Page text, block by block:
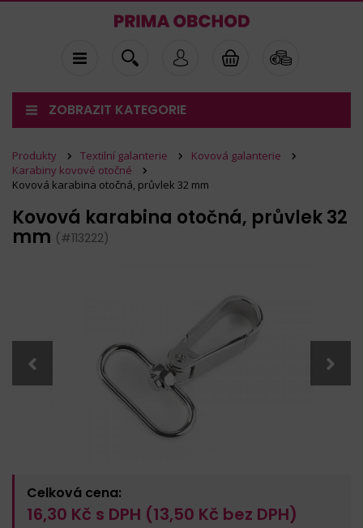
ZOBRAZIT KATEGORIE
Produkty Textilní galanterie
Kovová galanterie
Karabiny kovové otočné
Kovová karabina otočná, průvlek 32 mm
Kovová karabina otočná, průvlek 32
mm (#113222)
Celková cena:
16,30 Kč s DPH (13,50 Kč bez DPH)